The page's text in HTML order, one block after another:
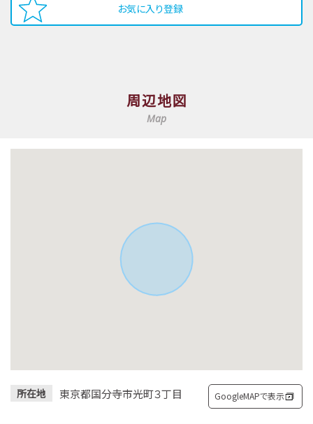
お気に入り登録
周辺地図
Map
所在地 東京都国分寺市光町３丁目 GoogleMAPで表示